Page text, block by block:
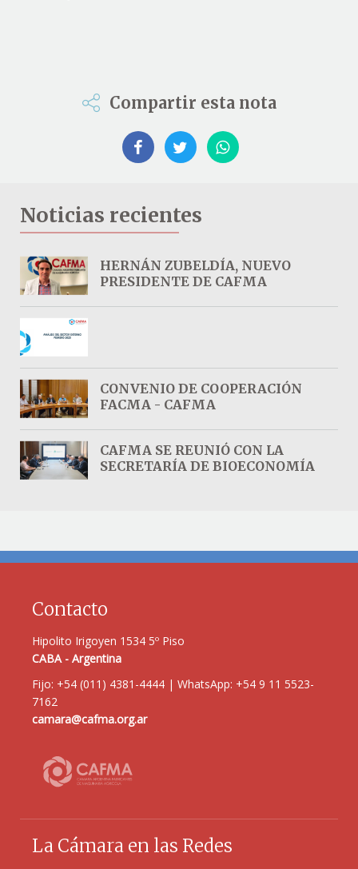
Compartir esta nota
Noticias recientes
HERNÁN ZUBELDÍA, NUEVO
PRESIDENTE DE CAFMA
CONVENIO DE COOPERACIÓN
FACMA - CAFMA
CAFMA SE REUNIÓ CON LA
SECRETARÍA DE BIOECONOMÍA
Contacto
Hipolito Irigoyen 1534 5º Piso
CABA - Argentina
Fijo: +54 (011) 4381-4444 | WhatsApp: +54 9 11 5523-
7162
camara@cafma.org.ar
La Cámara en las Redes